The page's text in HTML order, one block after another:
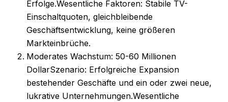
Erfolge.Wesentliche Faktoren: Stabile TV-
Einschaltquoten, gleichbleibende
Geschäftsentwicklung, keine größeren
Markteinbrüche.
Moderates Wachstum: 50-60 Millionen
DollarSzenario: Erfolgreiche Expansion
bestehender Geschäfte und ein oder zwei neue,
lukrative Unternehmungen.Wesentliche